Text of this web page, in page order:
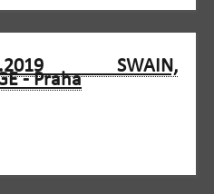
SWAIN,
- Praha